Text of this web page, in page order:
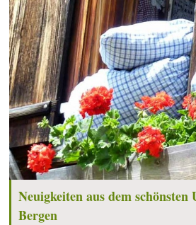
Neuigkeiten aus dem
Bergen